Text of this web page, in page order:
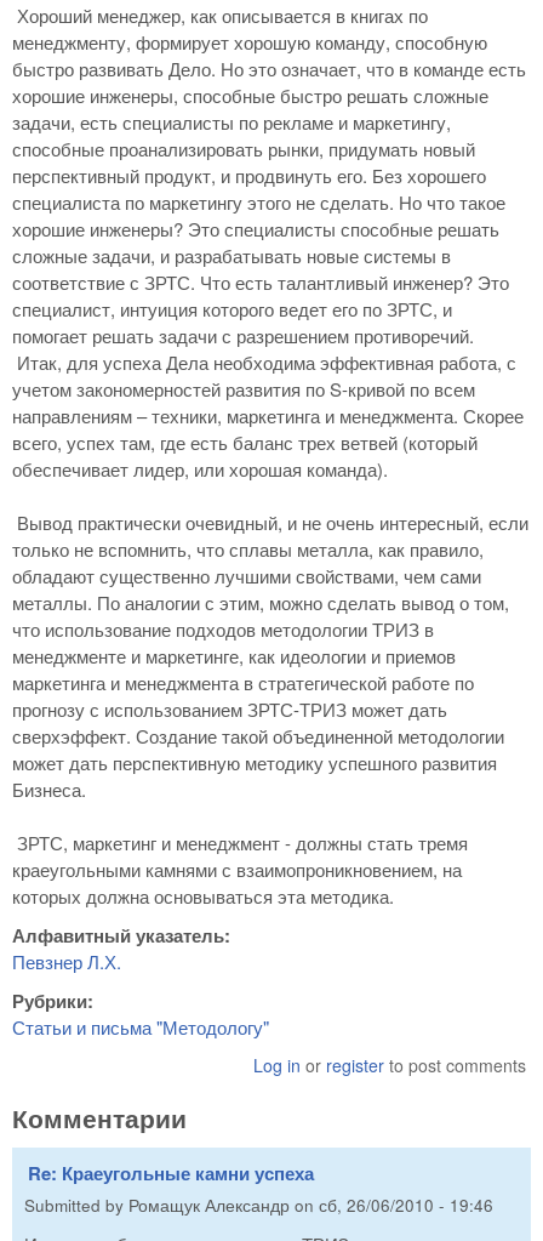
Хороший менеджер, как описывается в книгах по
менеджменту, формирует хорошую команду, способную
быстро развивать Дело. Но это означает, что в команде есть
хорошие инженеры, способные быстро решать сложные
задачи, есть специалисты по рекламе и маркетингу,
способные проанализировать рынки, придумать новый
перспективный продукт, и продвинуть его. Без хорошего
специалиста по маркетингу этого не сделать. Но что такое
хорошие инженеры? Это специалисты способные решать
сложные задачи, и разрабатывать новые системы в
соответствие с ЗРТС. Что есть талантливый инженер? Это
специалист, интуиция которого ведет его по ЗРТС, и
помогает решать задачи с разрешением противоречий.
Итак, для успеха Дела необходима эффективная работа, с
учетом закономерностей развития по S-кривой по всем
направлениям – техники, маркетинга и менеджмента. Скорее
всего, успех там, где есть баланс трех ветвей (который
обеспечивает лидер, или хорошая команда).
Вывод практически очевидный, и не очень интересный, если
только не вспомнить, что сплавы металла, как правило,
обладают существенно лучшими свойствами, чем сами
металлы. По аналогии с этим, можно сделать вывод о том,
что использование подходов методологии ТРИЗ в
менеджменте и маркетинге, как идеологии и приемов
маркетинга и менеджмента в стратегической работе по
прогнозу с использованием ЗРТС-ТРИЗ может дать
сверхэффект. Создание такой объединенной методологии
может дать перспективную методику успешного развития
Бизнеса.
ЗРТС, маркетинг и менеджмент - должны стать тремя
краеугольными камнями с взаимопроникновением, на
которых должна основываться эта методика.
Алфавитный указатель:
Певзнер Л.Х.
Рубрики:
Статьи и письма "Методологу"
Log in or register to post comments
Комментарии
Re: Краеугольные камни успеха
Submitted by Ромащук Александр on сб, 26/06/2010 - 19:46